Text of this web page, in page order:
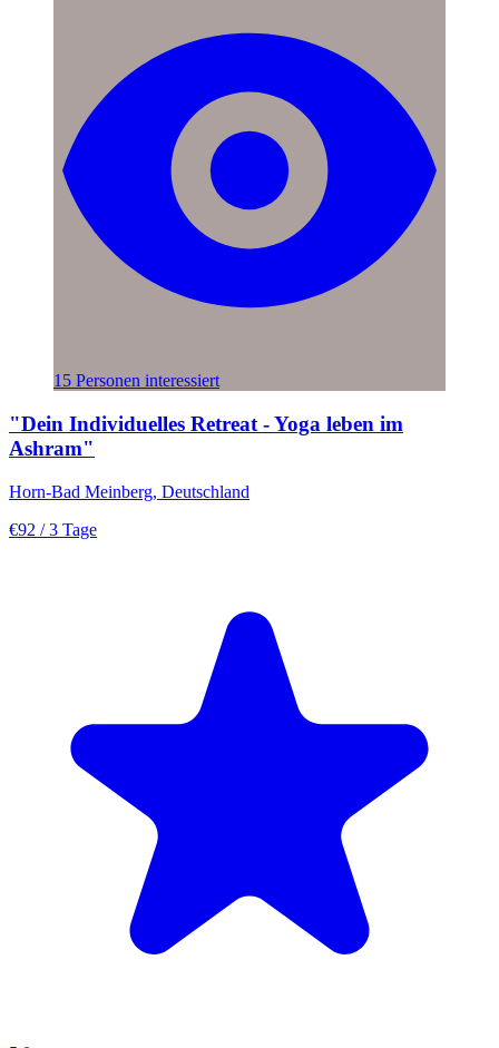
15 Personen interessiert
"Dein Individuelles Retreat - Yoga leben im
Ashram"
Horn-Bad Meinberg, Deutschland
€92 / 3 Tage